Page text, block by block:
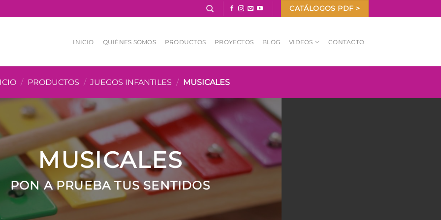
CATÁLOGOS PDF >
INICIO QUIÉNES SOMOS PRODUCTOS PROYECTOS BLOG VIDEOS CONTACTO
/ PRODUCTOS / JUEGOS INFANTILES / MUSICALES
MUSICALES
PON A PRUEBA TUS SENTIDOS